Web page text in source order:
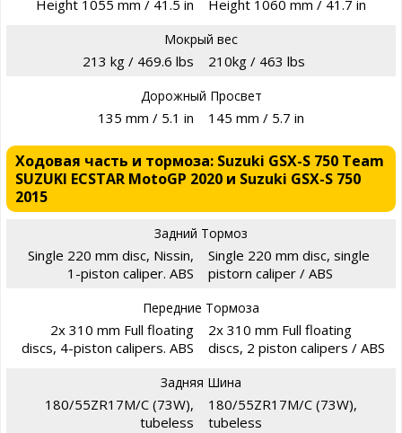
Height 1055 mm / 41.5 in Height 1060 mm / 41.7 in
Мокрый вес
213 kg / 469.6 lbs 210kg / 463 lbs
Дорожный Просвет
135 mm / 5.1 in 145 mm / 5.7 in
Ходовая часть и тормоза: Suzuki GSX-S 750 Team
SUZUKI ECSTAR MotoGP 2020 и Suzuki GSX-S 750
2015
Задний Тормоз
Single 220 mm disc, Nissin,
1-piston caliper. ABS
Single 220 mm disc, single
pistorn caliper / ABS
Передние Тормоза
2x 310 mm Full floating
discs, 4-piston calipers. ABS
2x 310 mm Full floating
discs, 2 piston calipers / ABS
Задняя Шина
180/55ZR17M/C (73W),
tubeless
180/55ZR17M/C (73W),
tubeless